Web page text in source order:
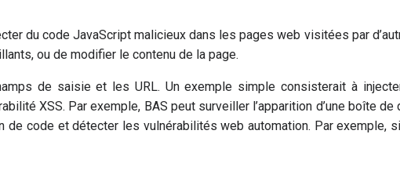
du code JavaScript malicieux dans les pages web visitées par
ou de modifier le contenu de la page.
de saisie et les URL. Un exemple simple consisterait à
XSS. Par exemple, BAS peut surveiller l’apparition d’une boîte de
code et détecter les vulnérabilités web automation. Par exemple,